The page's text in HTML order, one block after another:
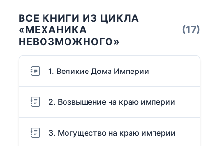
ВСЕ КНИГИ ИЗ ЦИКЛА
«МЕХАНИКА
НЕВОЗМОЖНОГО»
(17)
1. Великие Дома Империи
2. Возвышение на краю империи
3. Могущество на краю империи